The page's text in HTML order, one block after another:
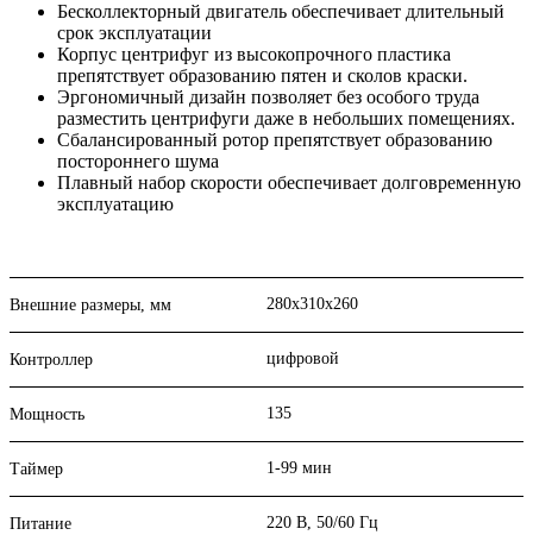
Бесколлекторный двигатель обеспечивает длительный
срок эксплуатации
Корпус центрифуг из высокопрочного пластика
препятствует образованию пятен и сколов краски.
Эргономичный дизайн позволяет без особого труда
разместить центрифуги даже в небольших помещениях.
Сбалансированный ротор препятствует образованию
постороннего шума
Плавный набор скорости обеспечивает долговременную
эксплуатацию
Внешние размеры, мм 280х310х260
Контроллер цифровой
Мощность 135
Таймер 1-99 мин
Питание 220 В, 50/60 Гц